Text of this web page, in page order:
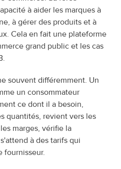
à aider les marques à
à gérer des produits et à
Cela en fait une plateforme
grand public et les cas
souvent différemment. Un
un consommateur
ce dont il a besoin,
quantités, revient vers les
marges, vérifie la
à des tarifs qui
fournisseur.